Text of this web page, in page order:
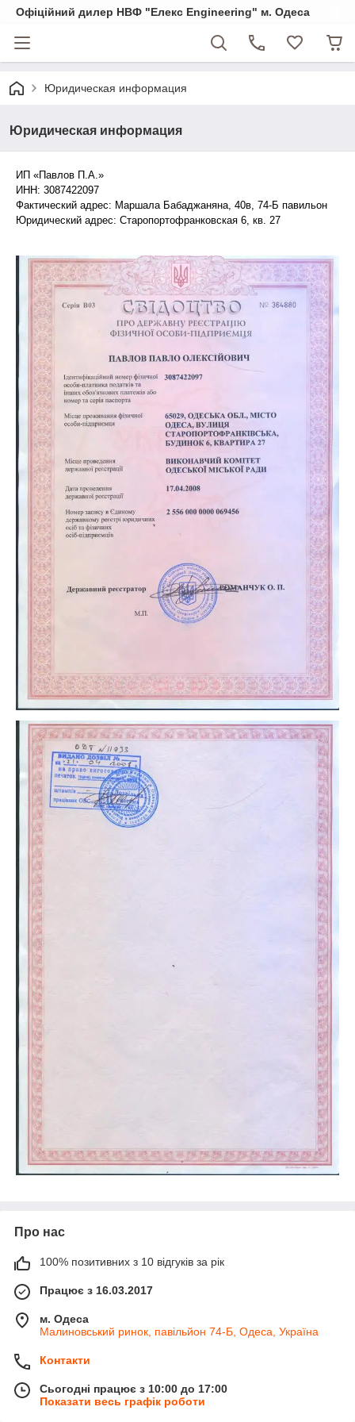
Офіційний дилер НВФ "Елекс Engineering" м. Одеса
Юридическая информация
Юридическая информация
ИП «Павлов П.А.»
ИНН: 3087422097
Фактический адрес: Маршала Бабаджаняна, 40в, 74-Б павильон
Юридический адрес: Старопортофранковская 6, кв. 27
Про нас
100% позитивних з 10 відгуків за рік
Працює з 16.03.2017
м. Одеса
Малиновський ринок, павільйон 74-Б, Одеса, Україна
Контакти
Сьогодні працює з 10:00 до 17:00
Показати весь графік роботи